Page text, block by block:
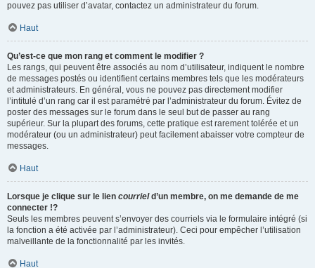
pouvez pas utiliser d’avatar, contactez un administrateur du forum.
Haut
Qu’est-ce que mon rang et comment le modifier ?
Les rangs, qui peuvent être associés au nom d’utilisateur, indiquent le nombre
de messages postés ou identifient certains membres tels que les modérateurs
et administrateurs. En général, vous ne pouvez pas directement modifier
l’intitulé d’un rang car il est paramétré par l’administrateur du forum. Évitez de
poster des messages sur le forum dans le seul but de passer au rang
supérieur. Sur la plupart des forums, cette pratique est rarement tolérée et un
modérateur (ou un administrateur) peut facilement abaisser votre compteur de
messages.
Haut
Lorsque je clique sur le lien courrield’un membre, on me demande de me
connecter !?
Seuls les membres peuvent s’envoyer des courriels via le formulaire intégré (si
la fonction a été activée par l’administrateur). Ceci pour empêcher l’utilisation
malveillante de la fonctionnalité par les invités.
Haut